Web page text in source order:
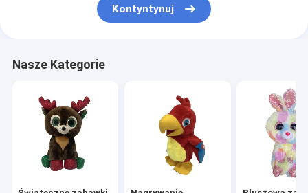
Kontyntynuj
Nasze Kategorie